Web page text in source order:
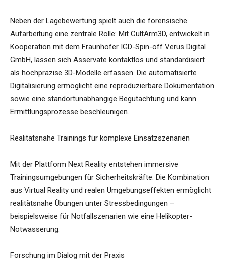
Neben der Lagebewertung spielt auch die forensische
Aufarbeitung eine zentrale Rolle: Mit CultArm3D, entwickelt in
Kooperation mit dem Fraunhofer IGD-Spin-off Verus Digital
GmbH, lassen sich Asservate kontaktlos und standardisiert
als hochpräzise 3D-Modelle erfassen. Die automatisierte
Digitalisierung ermöglicht eine reproduzierbare Dokumentation
sowie eine standortunabhängige Begutachtung und kann
Ermittlungsprozesse beschleunigen.
Realitätsnahe Trainings für komplexe Einsatzszenarien
Mit der Plattform Next Reality entstehen immersive
Trainingsumgebungen für Sicherheitskräfte. Die Kombination
aus Virtual Reality und realen Umgebungseffekten ermöglicht
realitätsnahe Übungen unter Stressbedingungen –
beispielsweise für Notfallszenarien wie eine Helikopter-
Notwasserung.
Forschung im Dialog mit der Praxis